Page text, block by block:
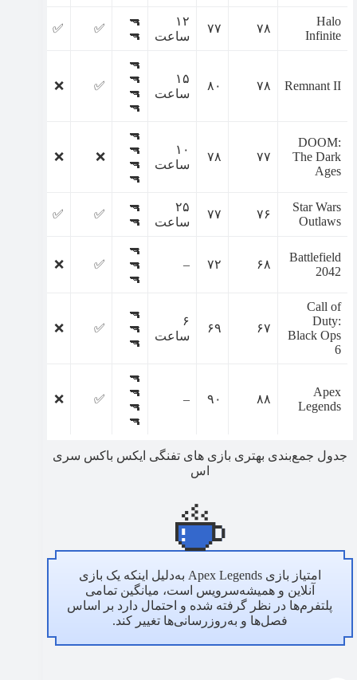
Halo
Infinite
۷۸ ۷۷
۱۲
ساعت
🔫
🔫
✅
✅
Remnant II ۷۸ ۸۰
۱۵
ساعت
🔫
🔫
🔫
🔫
✅
❌
DOOM:
The Dark
Ages
۷۷ ۷۸
۱۰
ساعت
🔫
🔫
🔫
🔫
❌
❌
Star Wars
Outlaws
۷۶ ۷۷
۲۵
ساعت
🔫
🔫
✅
✅
Battlefield
2042
۶۸ ۷۲ –
🔫
🔫
🔫
✅
❌
Call of
Duty:
Black Ops
6
۶۷ ۶۹
۶
ساعت
🔫
🔫
🔫
✅
❌
Apex
Legends
۸۸ ۹۰ –
🔫
🔫
🔫
🔫
✅
❌
جدول جمع‌بندی بهتری بازی های تفنگی ایکس باکس سری
اس
امتیاز بازی Apex Legends به‌دلیل اینکه یک بازی
آنلاین و همیشه‌سرویس است، میانگین تمامی
پلتفرم‌ها در نظر گرفته شده و احتمال دارد بر اساس
فصل‌ها و به‌روزرسانی‌ها تغییر کند.